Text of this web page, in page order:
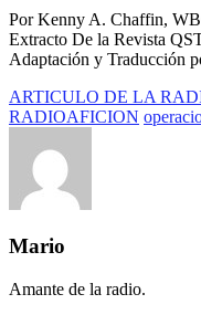
Por Kenny A. Chaffin,
Extracto De la Revista
Adaptación y Traducción
ARTICULO DE LA
RADIOAFICION
Mario
Amante de la radio.